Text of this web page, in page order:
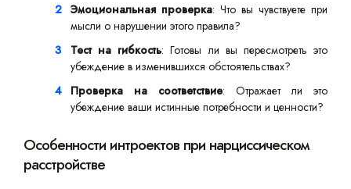
Эмоциональная проверка: Что вы чувствуете при
мысли о нарушении этого правила?
Тест на гибкость: Готовы ли вы пересмотреть это
убеждение в изменившихся обстоятельствах?
Проверка на соответствие: Отражает ли это
убеждение ваши истинные потребности и ценности?
Особенности интроектов при нарциссическом
расстройстве